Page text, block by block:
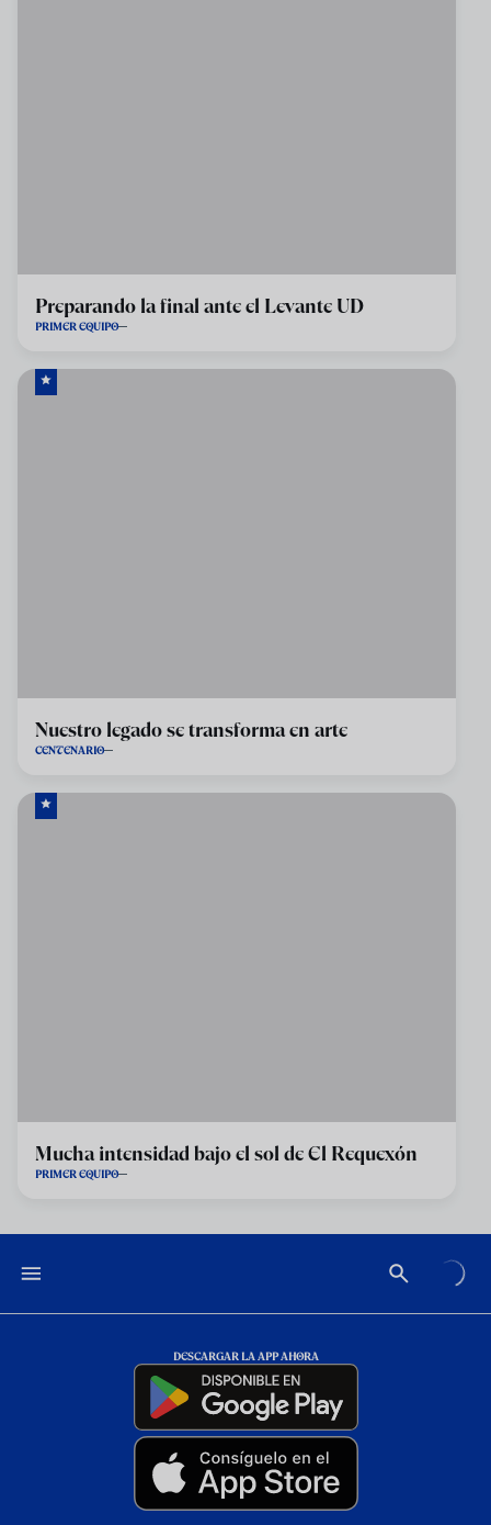
Preparando la final ante el Levante UD
PRIMER EQUIPO
Nuestro legado se transforma en arte
CENTENARIO
Mucha intensidad bajo el sol de El Requexón
PRIMER EQUIPO
DESCARGAR LA APP AHORA